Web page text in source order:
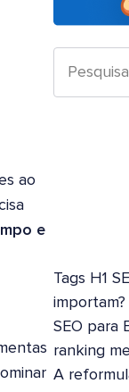
ao
e
Tags H1
importam?
SEO para
ranking
A